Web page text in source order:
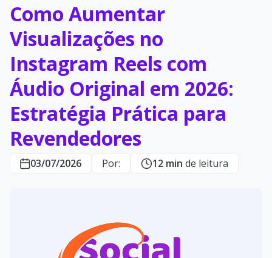
Como Aumentar
Visualizações no
Instagram Reels com
Áudio Original em 2026:
Estratégia Prática para
Revendedores
03/07/2026 Por: 12 min de leitura